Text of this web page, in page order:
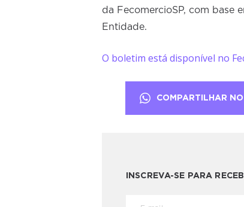
da FecomercioSP, com base
Entidade.
O boletim está disponível no
COMPARTILHAR
INSCREVA-SE PARA